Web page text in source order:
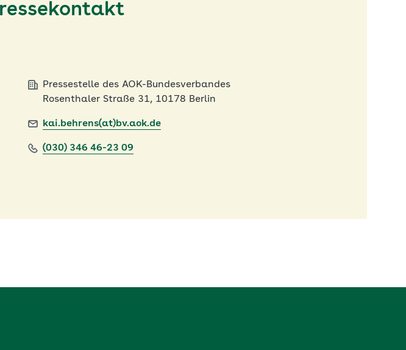
Pressestelle des AOK-Bundesverbandes
Rosenthaler Straße 31, 10178 Berlin
kai.behrens(at)bv.aok.de
(030) 346 46-23 09